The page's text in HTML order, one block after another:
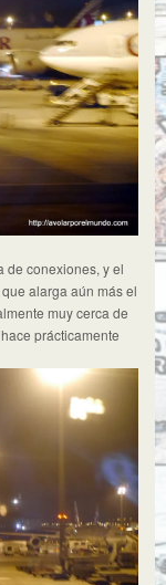
de conexiones, y el
alarga aún más el
muy cerca de
prácticamente